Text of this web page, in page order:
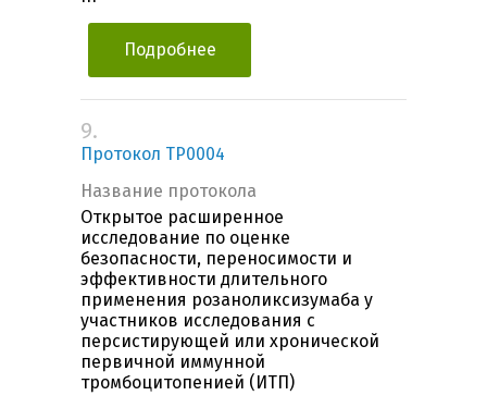
Подробнее
9.
Протокол TP0004
Название протокола
Открытое расширенное
исследование по оценке
безопасности, переносимости и
эффективности длительного
применения розаноликсизумаба у
участников исследования с
персистирующей или хронической
первичной иммунной
тромбоцитопенией (ИТП)